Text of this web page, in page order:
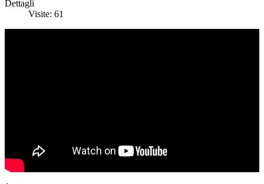
Dettagli
Visite: 61